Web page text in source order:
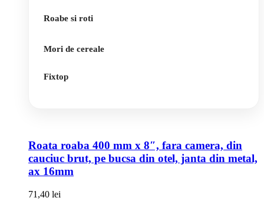
Roabe si roti
Mori de cereale
Fixtop
Roata roaba 400 mm x 8″, fara camera, din
cauciuc brut, pe bucsa din otel, janta din metal,
ax 16mm
71,40 lei